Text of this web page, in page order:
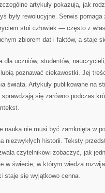
artykuły pokazują, jak
były rewolucyjne. Serwis
stoi człowiek — często z
zbiorem dat i faktów, a staje
dla uczniów, studentów,
poznawać ciekawostki. Jej
świata. Artykuły publikowane na
się zarówno podczas
nauka nie musi być zamknięta w
niezwykłych historii. Teksty
czytelnikowi zobaczyć, jak
w świecie, w którym wiedza
staje się wyjątkowo cenna.